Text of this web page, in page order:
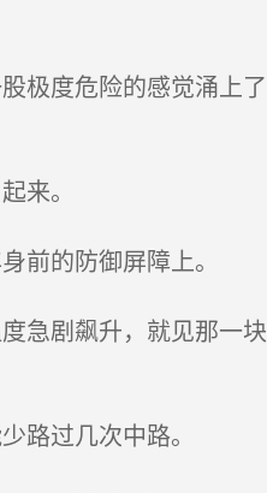
极度危险的感觉涌上了
来。
前的防御屏障上。
急剧飙升，就见那一块
路过几次中路。